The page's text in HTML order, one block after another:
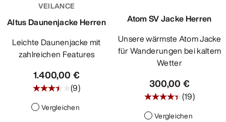
VEILANCE
Altus Daunenjacke Herren
Leichte Daunenjacke mit
zahlreichen Features
1.400,00 €
(9)
Vergleichen
Atom SV Jacke Herren
Unsere wärmste Atom Jacke
für Wanderungen bei kaltem
Wetter
300,00 €
(19)
Vergleichen